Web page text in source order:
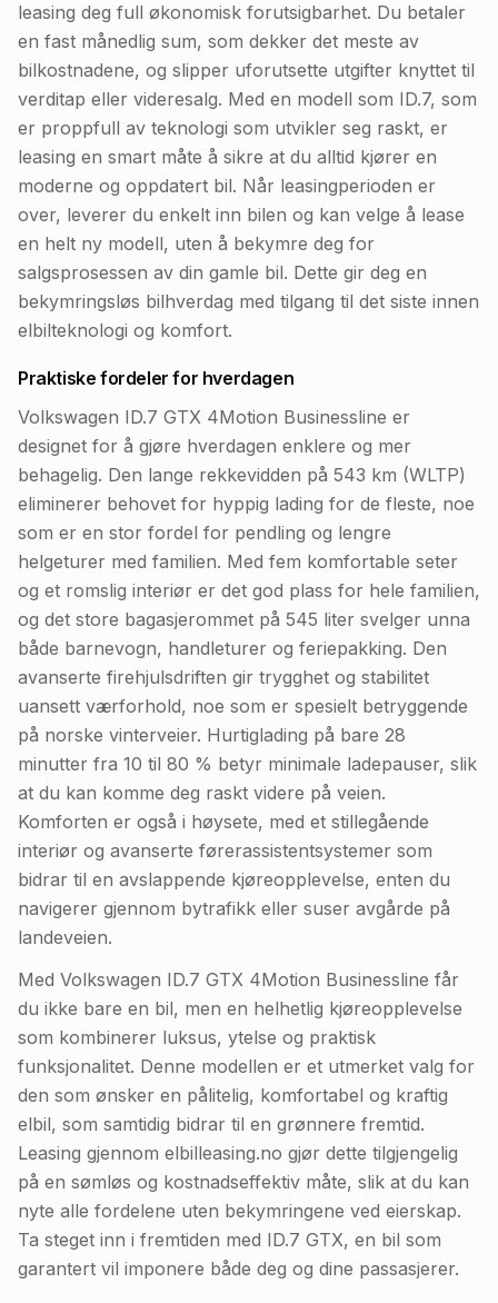
leasing deg full økonomisk forutsigbarhet. Du betaler
en fast månedlig sum, som dekker det meste av
bilkostnadene, og slipper uforutsette utgifter knyttet til
verditap eller videresalg. Med en modell som ID.7, som
er proppfull av teknologi som utvikler seg raskt, er
leasing en smart måte å sikre at du alltid kjører en
moderne og oppdatert bil. Når leasingperioden er
over, leverer du enkelt inn bilen og kan velge å lease
en helt ny modell, uten å bekymre deg for
salgsprosessen av din gamle bil. Dette gir deg en
bekymringsløs bilhverdag med tilgang til det siste innen
elbilteknologi og komfort.
Praktiske fordeler for hverdagen
Volkswagen ID.7 GTX 4Motion Businessline er
designet for å gjøre hverdagen enklere og mer
behagelig. Den lange rekkevidden på 543 km (WLTP)
eliminerer behovet for hyppig lading for de fleste, noe
som er en stor fordel for pendling og lengre
helgeturer med familien. Med fem komfortable seter
og et romslig interiør er det god plass for hele familien,
og det store bagasjerommet på 545 liter svelger unna
både barnevogn, handleturer og feriepakking. Den
avanserte firehjulsdriften gir trygghet og stabilitet
uansett værforhold, noe som er spesielt betryggende
på norske vinterveier. Hurtiglading på bare 28
minutter fra 10 til 80 % betyr minimale ladepauser, slik
at du kan komme deg raskt videre på veien.
Komforten er også i høysete, med et stillegående
interiør og avanserte førerassistentsystemer som
bidrar til en avslappende kjøreopplevelse, enten du
navigerer gjennom bytrafikk eller suser avgårde på
landeveien.
Med Volkswagen ID.7 GTX 4Motion Businessline får
du ikke bare en bil, men en helhetlig kjøreopplevelse
som kombinerer luksus, ytelse og praktisk
funksjonalitet. Denne modellen er et utmerket valg for
den som ønsker en pålitelig, komfortabel og kraftig
elbil, som samtidig bidrar til en grønnere fremtid.
Leasing gjennom elbilleasing.no gjør dette tilgjengelig
på en sømløs og kostnadseffektiv måte, slik at du kan
nyte alle fordelene uten bekymringene ved eierskap.
Ta steget inn i fremtiden med ID.7 GTX, en bil som
garantert vil imponere både deg og dine passasjerer.